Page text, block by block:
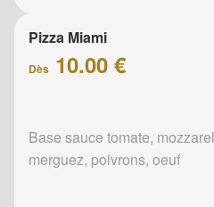
Pizza Miami
Dès 10.00 €
Base sauce tomate,
merguez, poivrons, oeuf